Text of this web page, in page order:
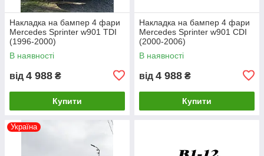
Накладка на бампер 4 фари
Mercedes Sprinter w901 TDI
(1996-2000)
В наявності
від 4 988 ₴
Купити
Накладка на бампер 4 фари
Mercedes Sprinter w901 CDI
(2000-2006)
В наявності
від 4 988 ₴
Купити
Україна